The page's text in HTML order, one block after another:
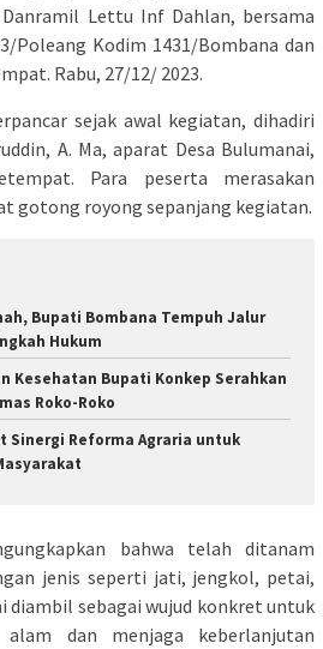
Lettu Inf Dahlan, bersama
Poleang Kodim 1431/Bombana dan
Rabu, 27/12/ 2023.
sejak awal kegiatan, dihadiri
A. Ma, aparat Desa Bulumanai,
Para peserta merasakan
gotong royong sepanjang kegiatan.
Bupati Bombana Tempuh Jalur
Hukum
Kesehatan Bupati Konkep Serahkan
Roko-Roko
Sinergi Reforma Agraria untuk
bahwa telah ditanam
jenis seperti jati, jengkol, petai,
diambil sebagai wujud konkret untuk
alam dan menjaga keberlanjutan